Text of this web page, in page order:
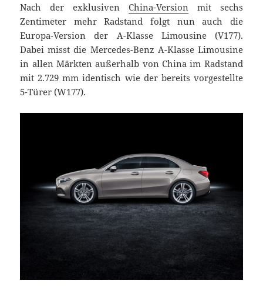
Nach der exklusiven China-Version mit sechs
Zentimeter mehr Radstand folgt nun auch die
Europa-Version der A-Klasse Limousine (V177).
Dabei misst die Mercedes-Benz A-Klasse Limousine
in allen Märkten außerhalb von China im Radstand
mit 2.729 mm identisch wie der bereits vorgestellte
5-Türer (W177).